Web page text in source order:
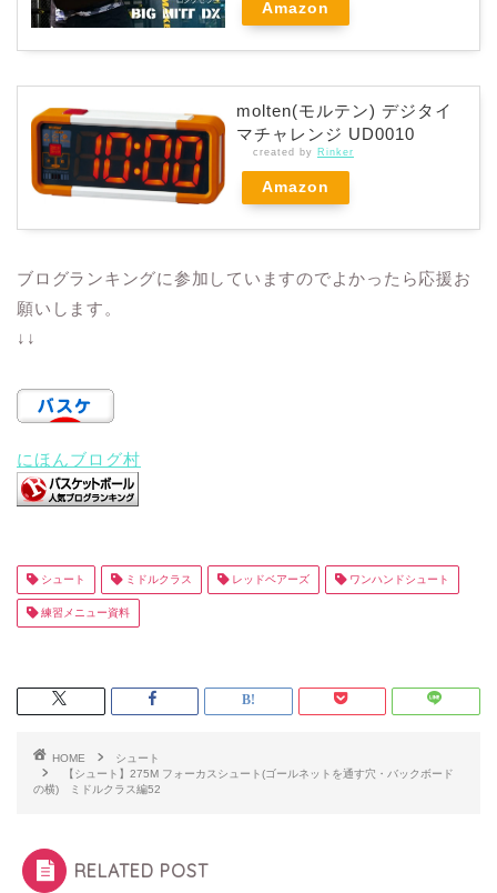
Amazon
molten(モルテン) デジタイ
マチャレンジ UD0010
created by Rinker
Amazon
ブログランキングに参加していますのでよかったら応援お
願いします。
↓↓
にほんブログ村
シュート ミドルクラス レッドベアーズ ワンハンドシュート
練習メニュー資料
HOME
シュート
【シュート】275M フォーカスシュート(ゴールネットを通す穴・バックボード
の横) ミドルクラス編52
RELATED POST